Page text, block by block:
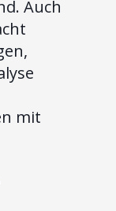
Auch
mit